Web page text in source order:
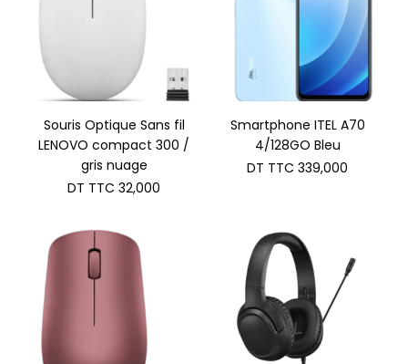
Souris Optique Sans fil
LENOVO compact 300 /
gris nuage
DT TTC 32,000
Smartphone ITEL A70
4/128GO Bleu
DT TTC 339,000